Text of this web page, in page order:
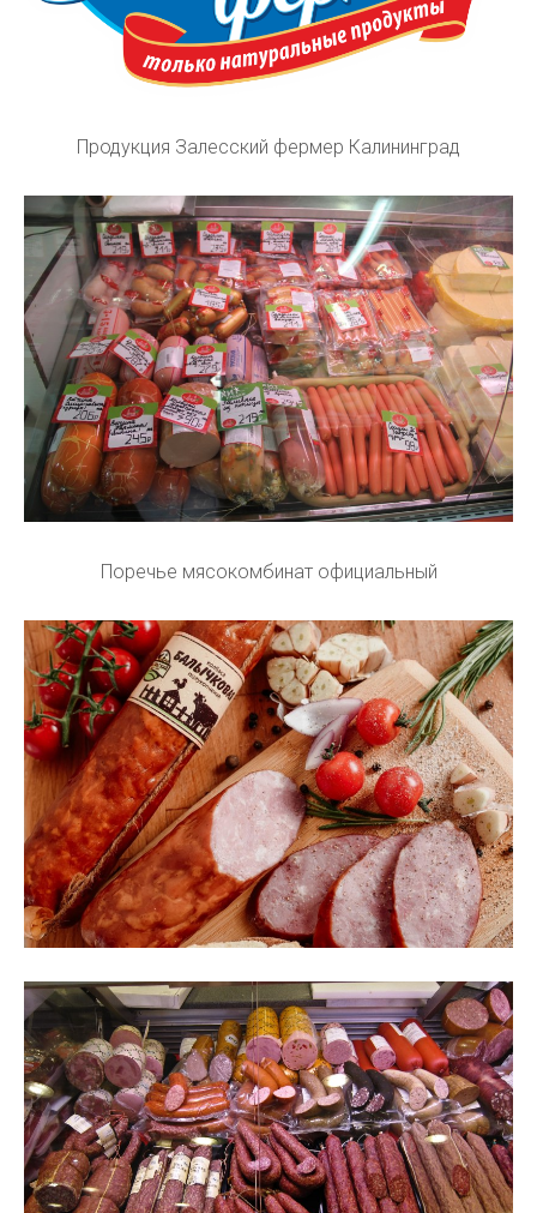
Продукция Залесский фермер Калининград
Поречье мясокомбинат официальный